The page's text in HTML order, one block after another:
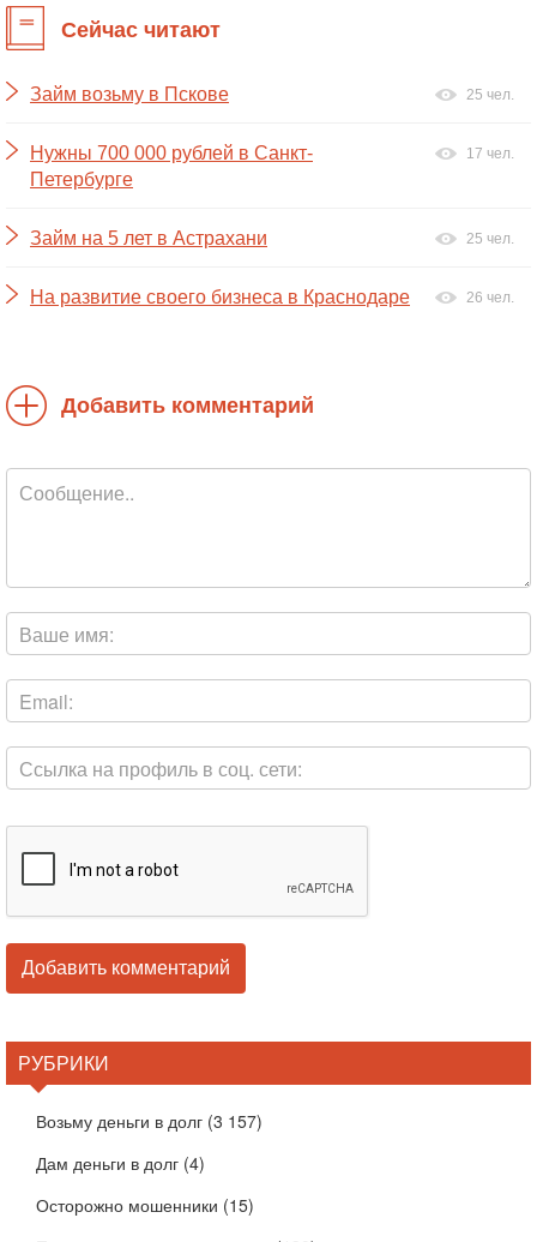
Сейчас читают
Займ возьму в Пскове 25 чел.
Нужны 700 000 рублей в Санкт-
Петербурге
17 чел.
Займ на 5 лет в Астрахани 25 чел.
На развитие своего бизнеса в Краснодаре 26 чел.
Добавить комментарий
РУБРИКИ
Возьму деньги в долг (3 157)
Дам деньги в долг (4)
Осторожно мошенники (15)